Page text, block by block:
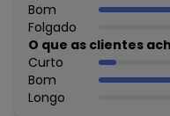
Composição: Peca total
Histórico de preços
O preço apresentado
algum dia do mês,
agosto/2026
Bom
Folgado
O que as clientes
Curto
Bom
Longo